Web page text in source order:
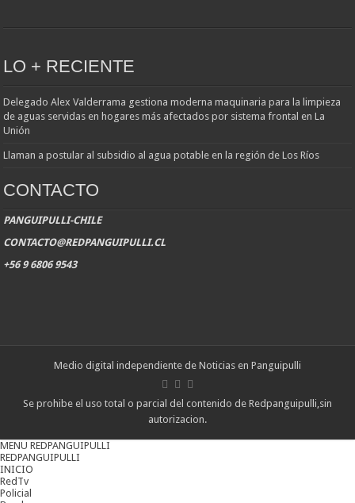
LO + RECIENTE
Delegado Alex Valderrama gestiona moderna maquinaria para la limpieza
de aguas servidas en hogares más afectados por sistema frontal en La
Unión
Llaman a postular al subsidio al agua potable en la región de Los Ríos
CONTACTO
PANGUIPULLI-CHILE
CONTACTO@REDPANGUIPULLI.CL
+56 9 6806 9543
Medio digital independiente de Noticias en Panguipulli
Se prohibe el uso total o parcial del contenido de Redpanguipulli,sin
autorizacion.
MENU REDPANGUIPULLI
REDPANGUIPULLI
INICIO
RedTv
Policial